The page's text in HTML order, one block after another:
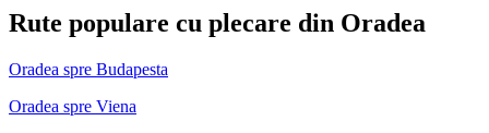
Rute populare cu plecare din Oradea
Oradea spre Budapesta
Oradea spre Viena